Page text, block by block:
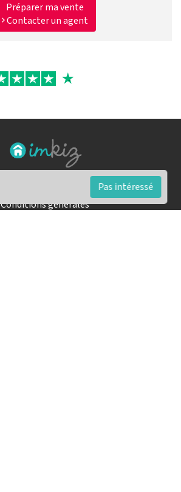
Pas intéressé
Préparer ma vente
Contacter un agent
Conditions générales